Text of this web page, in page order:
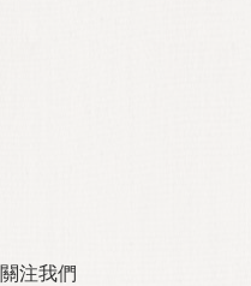
關注我們